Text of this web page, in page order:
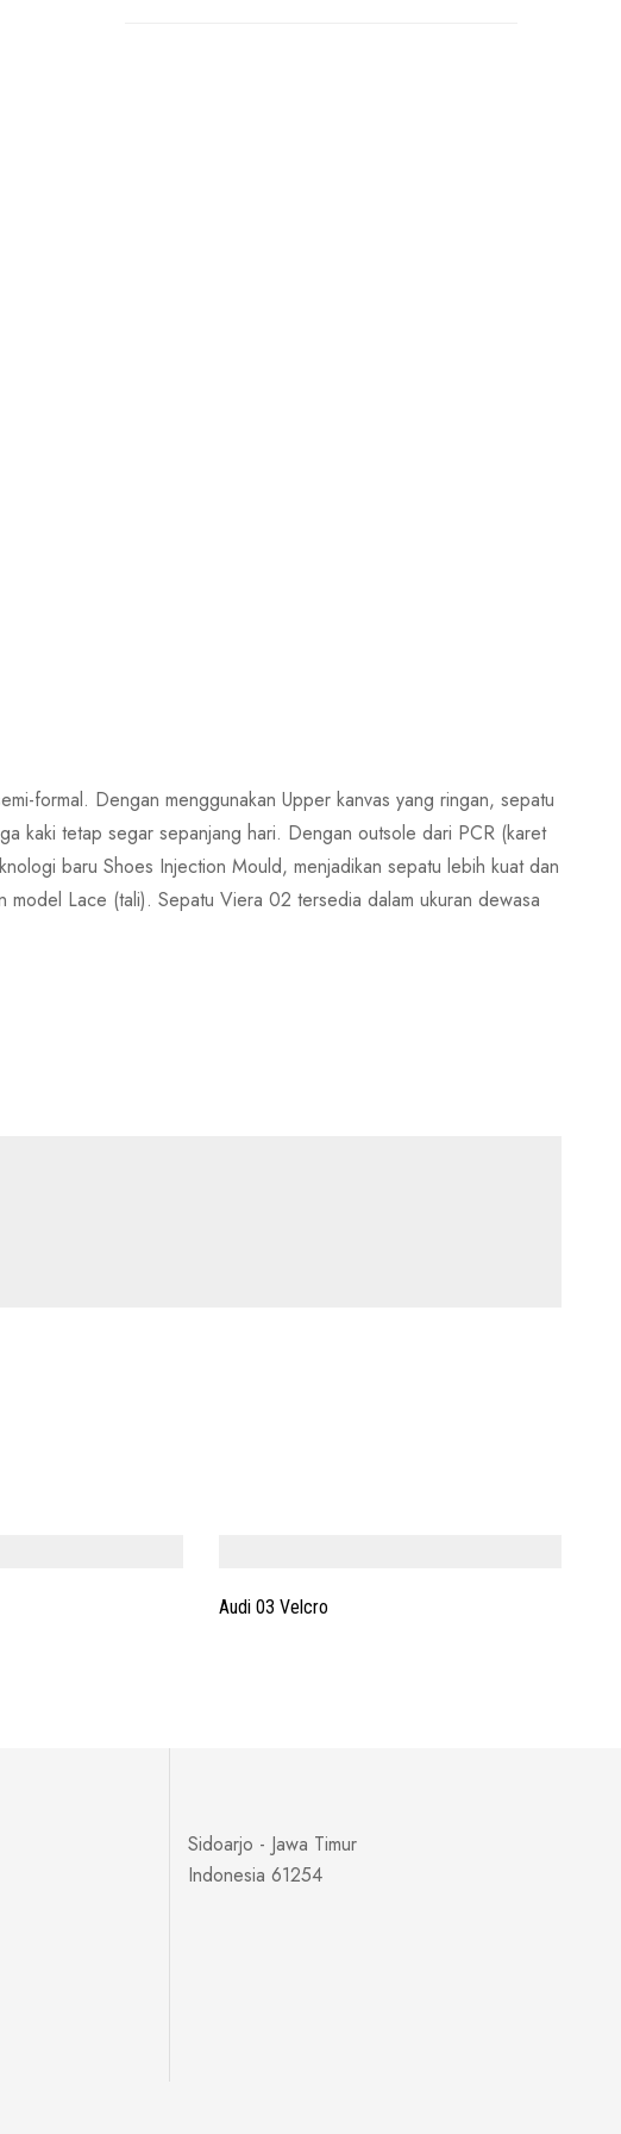
formal. Dengan menggunakan Upper kanvas yang ringan, sepatu
kaki tetap segar sepanjang hari. Dengan outsole dari PCR (karet
baru Shoes Injection Mould, menjadikan sepatu lebih kuat dan
model Lace (tali). Sepatu Viera 02 tersedia dalam ukuran dewasa
Audi 03 Velcro
Sidoarjo - Jawa Timur
Indonesia 61254